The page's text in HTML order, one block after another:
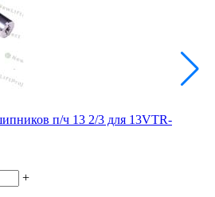
п/ч 13 2/3 для 13VTR-
+